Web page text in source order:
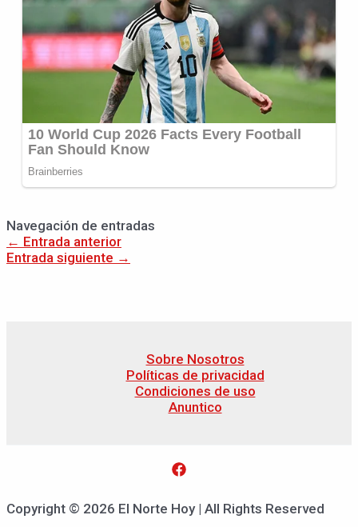
Navegación de entradas
← Entrada anterior
Entrada siguiente →
Sobre Nosotros
Políticas de privacidad
Condiciones de uso
Anuntico
Copyright © 2026 El Norte Hoy | All Rights Reserved